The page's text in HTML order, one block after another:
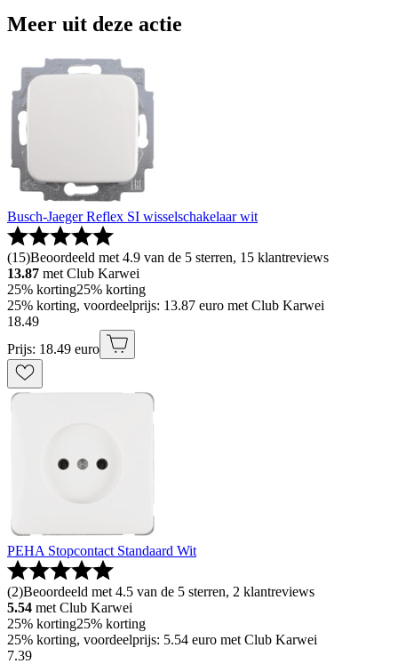
Meer uit deze actie
Busch-Jaeger Reflex SI wisselschakelaar wit
(15)Beoordeeld met 4.9 van de 5 sterren, 15 klantreviews
13.87 met Club Karwei
25% korting25% korting
25% korting, voordeelprijs: 13.87 euro met Club Karwei
18.49
Prijs: 18.49 euro
PEHA Stopcontact Standaard Wit
(2)Beoordeeld met 4.5 van de 5 sterren, 2 klantreviews
5.54 met Club Karwei
25% korting25% korting
25% korting, voordeelprijs: 5.54 euro met Club Karwei
7.39